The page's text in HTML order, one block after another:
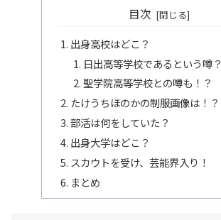
目次
出身高校はどこ？
日出高等学校であるという噂？
聖学院高等学校との噂も！？
たけうちほのかの制服画像は！？
部活は何をしていた？
出身大学はどこ？
スカウトを受け、芸能界入り！
まとめ